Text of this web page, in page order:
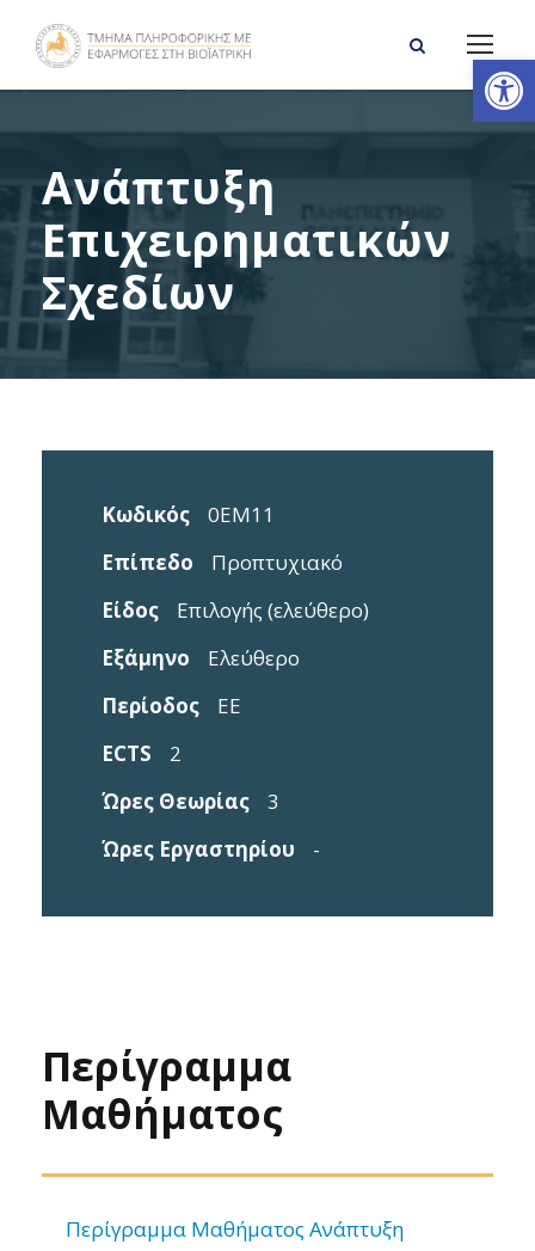
Ανοίξτε τη γραμμή εργαλείων
Ανάπτυξη
Επιχειρηματικών
Σχεδίων
Κωδικός
0ΕΜ11
Επίπεδο
Προπτυχιακό
Είδος
Επιλογής (ελεύθερο)
Εξάμηνο
Ελεύθερο
Περίοδος
EE
ECTS
2
Ώρες Θεωρίας
3
Ώρες Εργαστηρίου
-
Περίγραμμα
Μαθήματος
Περίγραμμα Μαθήματος Ανάπτυξη